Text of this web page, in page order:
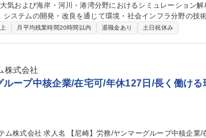
ステムの開発・改良を通じて環境・社会インフラ分野の技
迎！】
月平均残業時間20時間以内 退職金あり 土日祝休み
株式会社
ループ中核企業/在宅可/年休127日/長く働ける
プ中核企業/在宅可/年休127日/